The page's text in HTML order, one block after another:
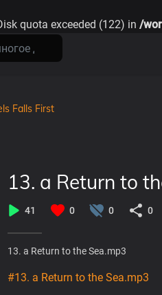
quota exceeded (122) in /
Falls First
13. a Return to
41 0 0 0
13. a Return to the Sea.mp3
#13. a Return to the Sea.mp3